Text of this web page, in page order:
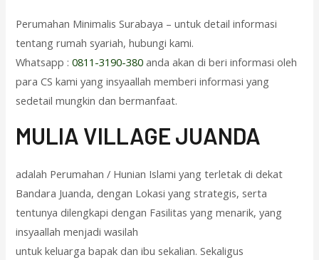
Perumahan Minimalis Surabaya – untuk detail informasi
tentang rumah syariah, hubungi kami.
Whatsapp :0811-3190-380 anda akan di beri informasi oleh
para CS kami yang insyaallah memberi informasi yang
sedetail mungkin dan bermanfaat.
MULIA VILLAGE JUANDA
adalah Perumahan / Hunian Islami yang terletak di dekat
Bandara Juanda, dengan Lokasi yang strategis, serta
tentunya dilengkapi dengan Fasilitas yang menarik, yang
insyaallah menjadi wasilah
untuk keluarga bapak dan ibu sekalian. Sekaligus